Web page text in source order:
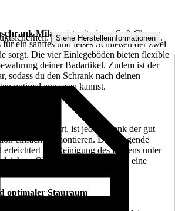
Milanoist mit einem Soft-Close-
für ein sanftes und leises Schließen der zwei
sorgt. Die vier Einlegeböden bieten flexible
deiner Badartikel. Zudem ist der
sodass du den Schrank nach deinen
optimal anpassen kannst.
zerlegt geliefert, ist jedoch dank der gut
einfach zu montieren. Die hängende
erleichtert die Reinigung des Bodens unter
Oberflächen ermöglichen eine
optimaler Stauraum
Siehe Herstellerinformationen .